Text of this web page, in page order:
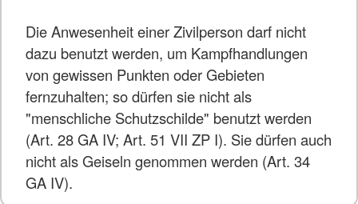
Die Anwesenheit einer Zivilperson darf nicht
dazu benutzt werden, um Kampfhandlungen
von gewissen Punkten oder Gebieten
fernzuhalten; so dürfen sie nicht als
"menschliche Schutzschilde" benutzt werden
(Art. 28 GA IV; Art. 51 VII ZP I). Sie dürfen auch
nicht als Geiseln genommen werden (Art. 34
GA IV).